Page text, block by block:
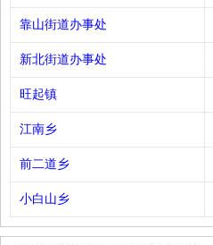
靠山街道办事处
新北街道办事处
旺起镇
江南乡
前二道乡
小白山乡